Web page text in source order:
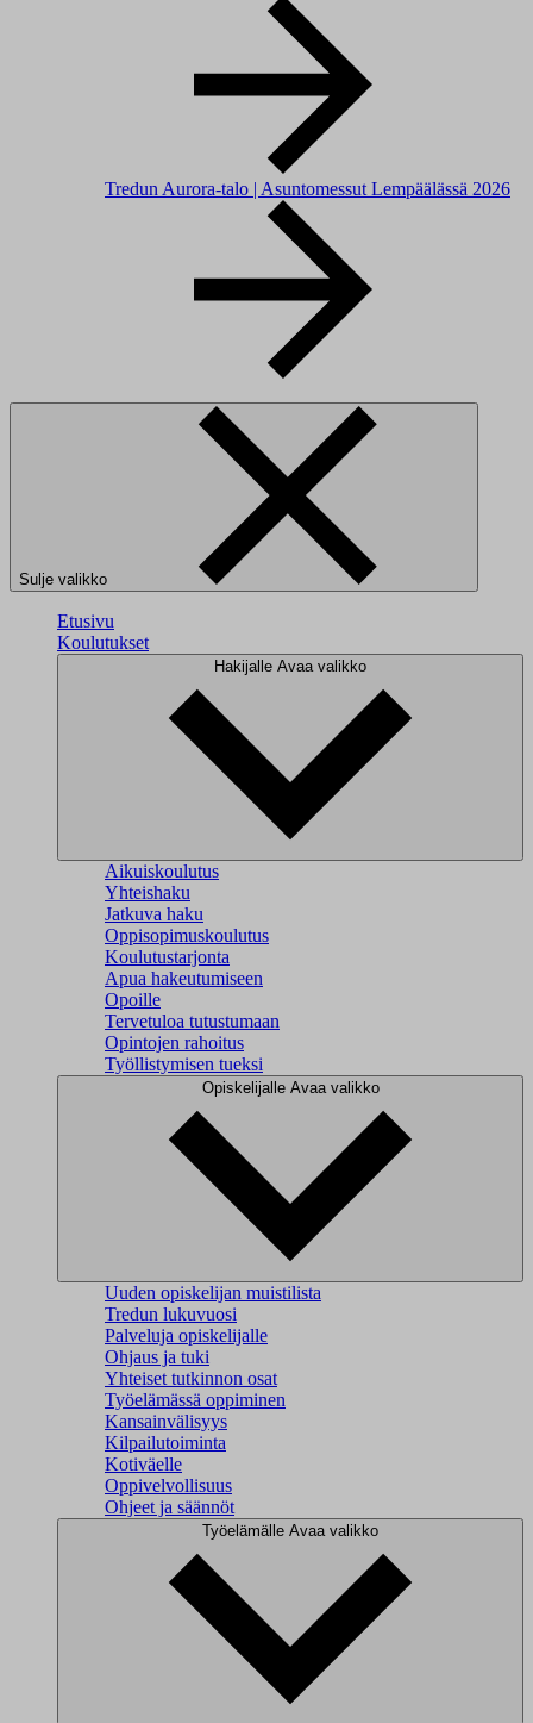
Tredun Aurora-talo | Asuntomessut Lempäälässä 2026
Sulje valikko
Etusivu
Koulutukset
Hakijalle Avaa valikko
Aikuiskoulutus
Yhteishaku
Jatkuva haku
Oppisopimuskoulutus
Koulutustarjonta
Apua hakeutumiseen
Opoille
Tervetuloa tutustumaan
Opintojen rahoitus
Työllistymisen tueksi
Opiskelijalle Avaa valikko
Uuden opiskelijan muistilista
Tredun lukuvuosi
Palveluja opiskelijalle
Ohjaus ja tuki
Yhteiset tutkinnon osat
Työelämässä oppiminen
Kansainvälisyys
Kilpailutoiminta
Kotiväelle
Oppivelvollisuus
Ohjeet ja säännöt
Työelämälle Avaa valikko